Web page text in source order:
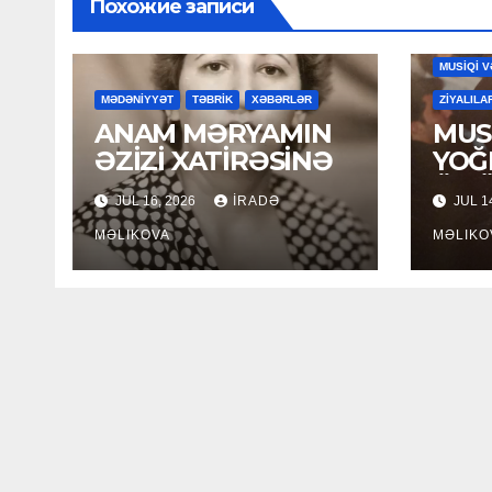
Похожие записи
MƏDƏNİYYƏT TƏBRİK XƏBƏRLƏR
ANAM MƏRYAMIN
ƏZİZİ XATİRƏSİNƏ
JUL 16, 2026 İRADƏ
MƏLIKOVA
MUSİQİ
JUL